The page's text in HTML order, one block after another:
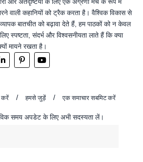
वाली कहानियों को ट्रैक करता है। वैश्विक विकास से
बातचीत को बढ़ावा देते हैं, हम पाठकों को न केवल
स्पष्टता, संदर्भ और विश्वसनीयता लाते हैं कि क्या
मायने रखता है।
करें हमसे जुड़ें
एक समाचार सबमिट करें
समय अपडेट के लिए अभी सदस्यता लें।